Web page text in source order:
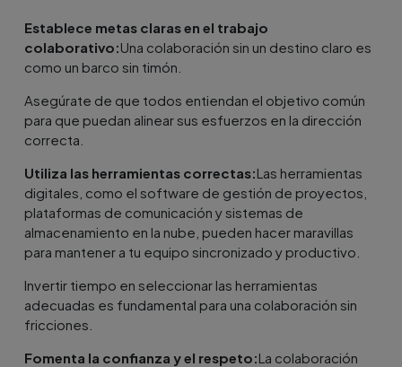
Establece metas claras en el trabajo
colaborativo:Una colaboración sin un destino claro es
como un barco sin timón.
Asegúrate de que todos entiendan el objetivo común
para que puedan alinear sus esfuerzos en la dirección
correcta.
Utiliza las herramientas correctas:Las herramientas
digitales, como el software de gestión de proyectos,
plataformas de comunicación y sistemas de
almacenamiento en la nube, pueden hacer maravillas
para mantener a tu equipo sincronizado y productivo.
Invertir tiempo en seleccionar las herramientas
adecuadas es fundamental para una colaboración sin
fricciones.
Fomenta la confianza y el respeto:La colaboración